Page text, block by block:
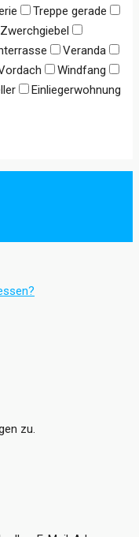
Treppe gerade
Zwerchgiebel
Veranda
Windfang
Einliegerwohnung
zu.